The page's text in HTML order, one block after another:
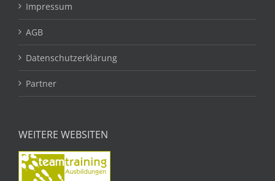
Impressum
AGB
Datenschutzerklärung
Partner
WEITERE WEBSITEN